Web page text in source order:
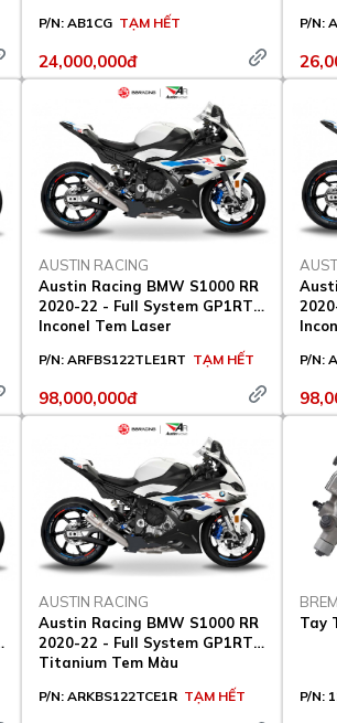
P/N: AB1CG TẠM HẾT
24,000,000đ
P/N:
AUSTIN RACING
Austin Racing BMW S1000 RR
2020-22 - Full System GP1RT
Inconel Tem Laser
P/N: ARFBS122TLE1RT TẠM HẾT
98,000,000đ
P/N:
AUSTIN RACING
Austin Racing BMW S1000 RR
2020-22 - Full System GP1RT
Titanium Tem Màu
P/N: ARKBS122TCE1R TẠM HẾT
Tay
P/N: